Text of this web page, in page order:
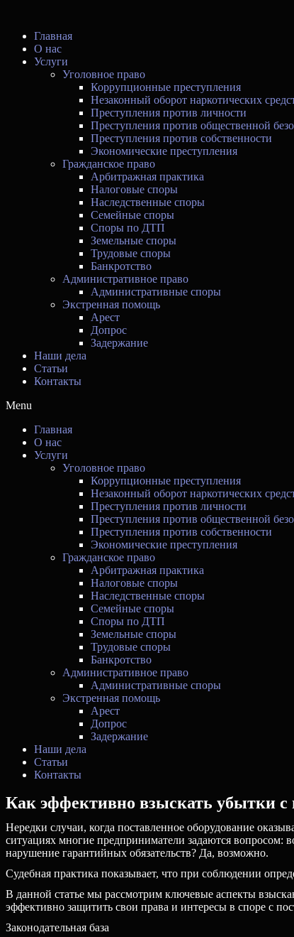
Главная
О нас
Услуги
Уголовное право
Коррупционные преступления
Незаконный оборот наркотических
Преступления против личности
Преступления против общественной
Преступления против собственности
Экономические преступления
Гражданское право
Арбитражная практика
Налоговые споры
Наследственные споры
Семейные споры
Споры по ДТП
Земельные споры
Трудовые споры
Банкротство
Административное право
Административные споры
Экстренная помощь
Арест
Допрос
Задержание
Наши дела
Статьи
Контакты
Menu
Главная
О нас
Услуги
Уголовное право
Коррупционные преступления
Незаконный оборот наркотических
Преступления против личности
Преступления против общественной
Преступления против собственности
Экономические преступления
Гражданское право
Арбитражная практика
Налоговые споры
Наследственные споры
Семейные споры
Споры по ДТП
Земельные споры
Трудовые споры
Банкротство
Административное право
Административные споры
Экстренная помощь
Арест
Допрос
Задержание
Наши дела
Статьи
Контакты
Как эффективно взыскать убытки с
Нередки случаи, когда поставленное оборудование
ситуациях многие предприниматели задаются вопросом:
нарушение гарантийных обязательств? Да, возможно.
Судебная практика показывает, что при соблюдении
В данной статье мы рассмотрим ключевые аспекты
эффективно защитить свои права и интересы в споре с
Законодательная база